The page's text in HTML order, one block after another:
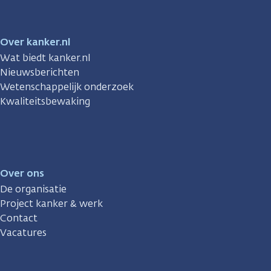
Over kanker.nl
Wat biedt kanker.nl
Nieuwsberichten
Wetenschappelijk onderzoek
Kwaliteitsbewaking
Over ons
De organisatie
Project kanker & werk
Contact
Vacatures